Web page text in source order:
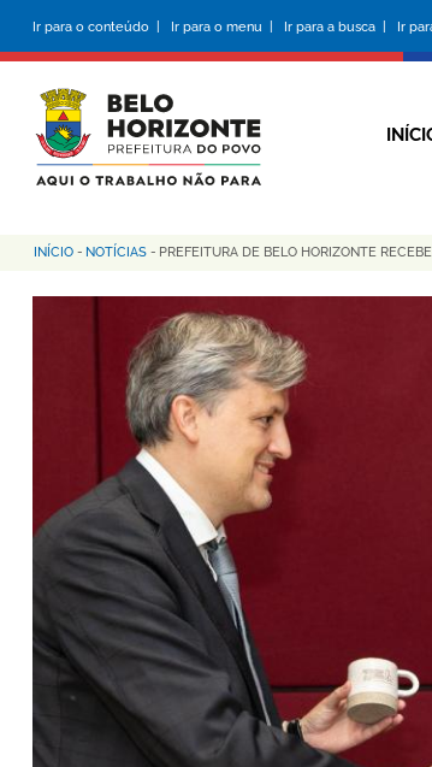
conteúdo
principal
Ir para o conteúdo | Ir para o menu | Ir para a busca | Ir
Trilha
de
navegação
INÍCIO - NOTÍCIAS - PREFEITURA DE BELO HORIZONTE